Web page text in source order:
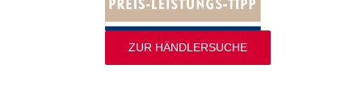
ZUR HÄNDLERSUCHE